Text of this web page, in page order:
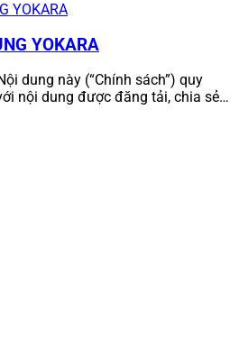
YOKARA
dung này (“Chính sách”) quy
nội dung được đăng tải, chia sẻ…